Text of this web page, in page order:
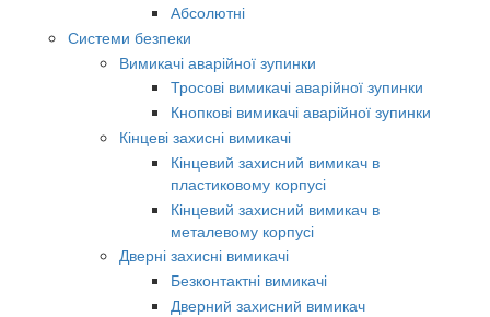
Абсолютні
Системи безпеки
Вимикачі аварійної зупинки
Тросові вимикачі аварійної зупинки
Кнопкові вимикачі аварійної зупинки
Кінцеві захисні вимикачі
Кінцевий захисний вимикач в
пластиковому корпусі
Кінцевий захисний вимикач в
металевому корпусі
Дверні захисні вимикачі
Безконтактні вимикачі
Дверний захисний вимикач